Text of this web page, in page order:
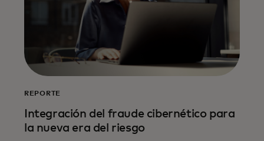
REPORTE
Integración del fraude cibernético para
la nueva era del riesgo